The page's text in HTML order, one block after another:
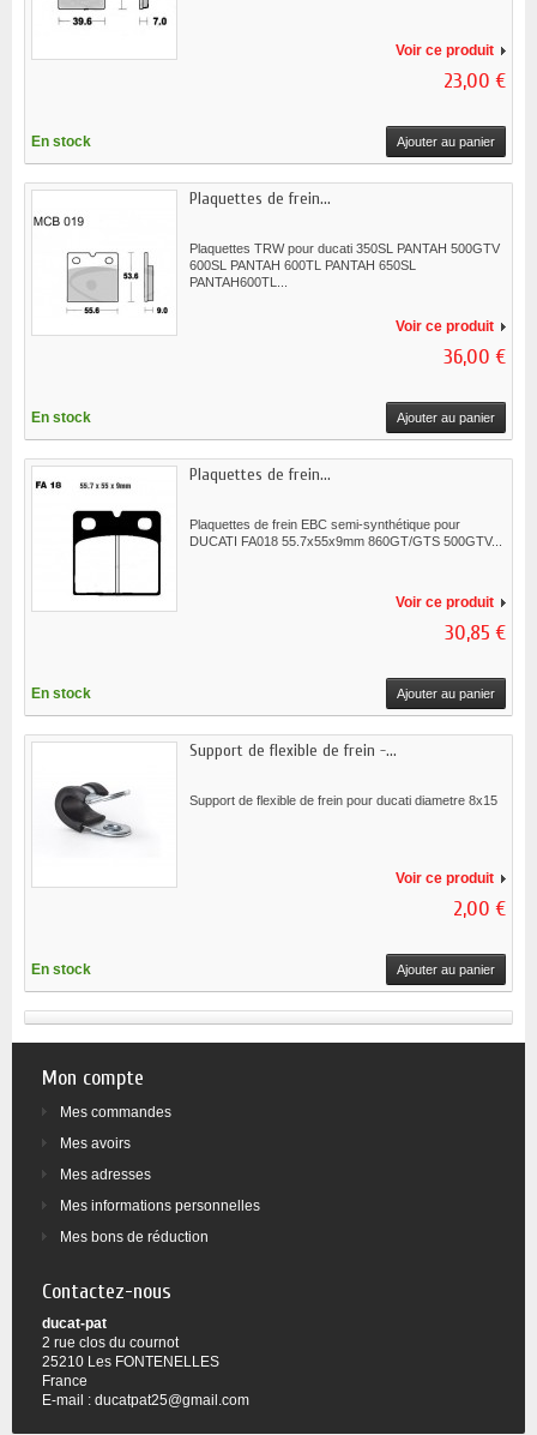
Voir ce produit
23,00 €
En stock Ajouter au panier
Plaquettes de frein...
Plaquettes TRW pour ducati 350SL PANTAH 500GTV
600SL PANTAH 600TL PANTAH 650SL
PANTAH600TL...
Voir ce produit
36,00 €
En stock Ajouter au panier
Plaquettes de frein...
Plaquettes de frein EBC semi-synthétique pour
DUCATI FA018 55.7x55x9mm 860GT/GTS 500GTV...
Voir ce produit
30,85 €
En stock Ajouter au panier
Support de flexible de frein -...
Support de flexible de frein pour ducati diametre 8x15
Voir ce produit
2,00 €
En stock Ajouter au panier
Mon compte
Mes commandes
Mes avoirs
Mes adresses
Mes informations personnelles
Mes bons de réduction
Contactez-nous
ducat-pat
2 rue clos du cournot
25210 Les FONTENELLES
France
E-mail : ducatpat25@gmail.com